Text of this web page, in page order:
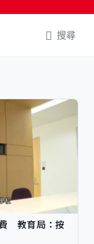
搜尋
教育局：按